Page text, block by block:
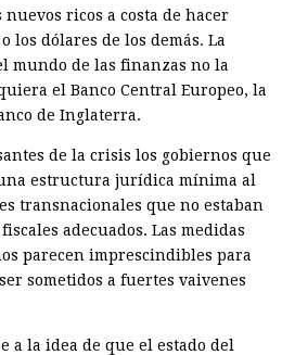
ricos a costa de hacer
los dólares de los demás. La
mundo de las finanzas no la
el Banco Central Europeo, la
de Inglaterra.
de la crisis los gobiernos que
estructura jurídica mínima al
transnacionales que no estaban
adecuados. Las medidas
parecen imprescindibles para
sometidos a fuertes vaivenes
a la idea de que el estado del